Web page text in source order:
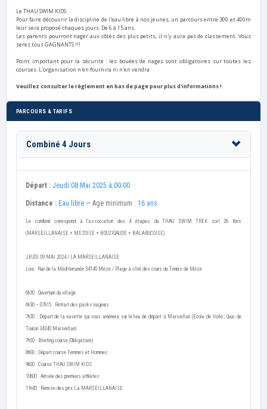
Le THAU SWIM KIDS
Pour faire découvrir la discipline de l'eau libre à nos jeunes, un parcours entre 300 et 400m
leur sera proposé chaques jours. De 6 à 15 ans.
Les parents pourront nager aux côtés des plus petits, il n'y aura pas de classement. Vous
serez tous GAGNANTS !!!
Point important pour la sécurité : les bouées de nages sont obligatoires sur toutes les
courses. L'organisation n'en fournira ni n'en vendra.
Veuillez consulter le règlement en bas de page pour plus d'informations !
PARCOURS & TARIFS
Combiné 4 Jours
Départ : Jeudi 08 Mai 2025 à 00:00
Distance : Eau libre — Age minimum : 16 ans
Le combiné correspond à l'association des 4 étapes du THAU SWIM TREK soit 26 Kms
(MARSEILLANAISE + MEZOISE + BOUZIGAUDE + BALARUCOISE).
JEUDI 09 MAI 2024 / LA MARSEILLANAISE
Lieu : Rue de la Méditerranée 34140 Mèze / Plage à côté des cours de Tennis de Mèze
6h30 : Ouverture du village
6h30 – 07h15 : Retrait des packs nageurs
7h30 : Départ de la navette qui vous amènera sur le lieu de départ à Marseillan (Ecole de Voile ; Quai de
Toulon 34340 Marseillan)
7h50 : Briefing course (Obligatoire)
8h00 : Départ course Femmes et Hommes
9h00 : Course THAU SWIM KIDS
10h00 : Arrivée des premiers athlètes
11h45 : Remise des prix La MARSEILLANAISE